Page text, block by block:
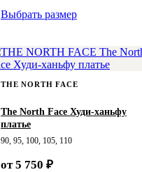
Выбрать размер
THE NORTH FACE
The North Face Худи-ханьфу
платье
90, 95, 100, 105, 110
от 5 750 ₽